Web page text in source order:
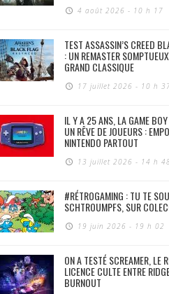
4 août 2026 - 10 h 17
TEST ASSASSIN’S CREED
: UN REMASTER
GRAND CLASSIQUE
17 juillet 2026 - 10 h
IL Y A 25 ANS, LA GAME
UN RÊVE DE JOUEURS :
NINTENDO PARTOUT
13 juillet 2026 - 14 h
#RÉTROGAMING : TU TE
SCHTROUMPFS, SUR
19 juin 2026 - 19 h 02
ON A TESTÉ SCREAMER, LE
LICENCE CULTE ENTRE
BURNOUT